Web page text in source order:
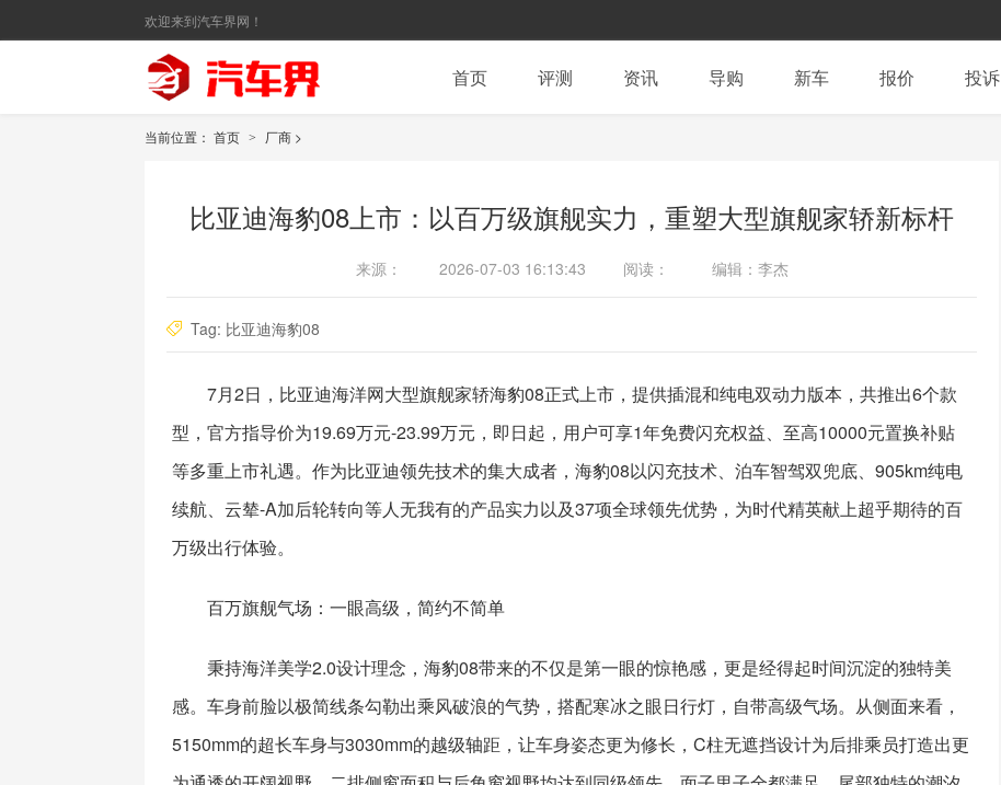
欢迎来到汽车界网！
首页 评测 资讯 导购 新车 报价 投诉
当前位置： 首页 > 厂商 >
比亚迪海豹08上市：以百万级旗舰实力，重塑大型旗舰家轿新标杆
来源： 2026-07-03 16:13:43 阅读： 编辑：李杰
Tag: 比亚迪海豹08
7月2日，比亚迪海洋网大型旗舰家轿海豹08正式上市，提供插混和纯电双动力版本，共推出6个款
型，官方指导价为19.69万元-23.99万元，即日起，用户可享1年免费闪充权益、至高10000元置换补贴
等多重上市礼遇。作为比亚迪领先技术的集大成者，海豹08以闪充技术、泊车智驾双兜底、905km纯电
续航、云辇-A加后轮转向等人无我有的产品实力以及37项全球领先优势，为时代精英献上超乎期待的百
万级出行体验。
百万旗舰气场：一眼高级，简约不简单
秉持海洋美学2.0设计理念，海豹08带来的不仅是第一眼的惊艳感，更是经得起时间沉淀的独特美
感。车身前脸以极简线条勾勒出乘风破浪的气势，搭配寒冰之眼日行灯，自带高级气场。从侧面来看，
5150mm的超长车身与3030mm的越级轴距，让车身姿态更为修长，C柱无遮挡设计为后排乘员打造出更